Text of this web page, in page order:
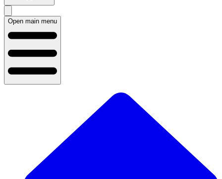
Open main menu